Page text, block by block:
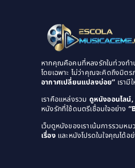
หากคุณคือคนที่หลงรักในท่วงทำ
โดยเฉพาะ ไม่ว่าคุณจะคิดถึงมิต
อากาศเปลี่ยนแปลงบ่อย” เรา
เราคือแหล่งรวม ดูหนังออนไลน์
หนังรักที่ใช้ดนตรีเชื่อมใจอย่าง
เว็บดูหนังของเราเน้นการรวมห
เรื่องและหนังโปรดในใจคุณได้อ